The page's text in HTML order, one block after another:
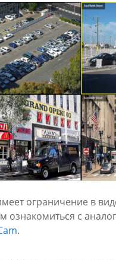
ограничение в
ознакомиться с
.